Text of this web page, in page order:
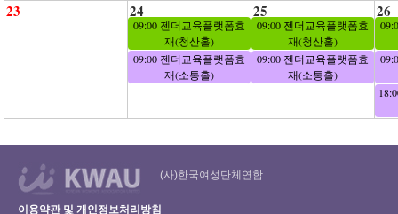
23 24
09:00 젠더교육플랫폼효
재(청산홀)
09:00 젠더교육플랫폼효
재(소통홀)
25
09:00 젠더교육플랫폼효
재(청산홀)
09:00 젠더교육플랫폼효
재(소통홀)
26
(사)한국여성단체연합
이용약관 및 개인정보처리방침